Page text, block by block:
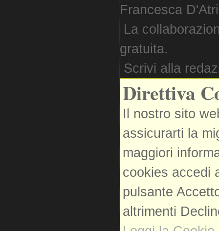
Francesca
La
gratuita.
Scrivi alla
Direttiva
Il nostro sito
assicurarti la
maggiori
cookies accedi
pulsante
altrimenti